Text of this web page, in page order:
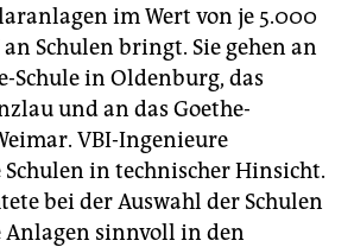
im Wert von je 5.000
Schulen bringt. Sie gehen an
Schule in Oldenburg, das
und an das Goethe-
VBI-Ingenieure
in technischer Hinsicht.
bei der Auswahl der Schulen
Anlagen sinnvoll in den